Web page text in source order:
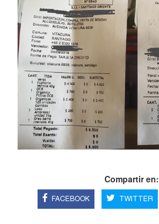
Compartir en:
FACEBOOK TWITTER